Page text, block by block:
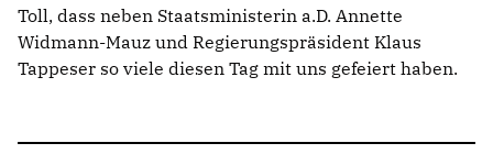
Toll, dass neben Staatsministerin a.D. Annette
Widmann-Mauz und Regierungspräsident Klaus
Tappeser so viele diesen Tag mit uns gefeiert haben.